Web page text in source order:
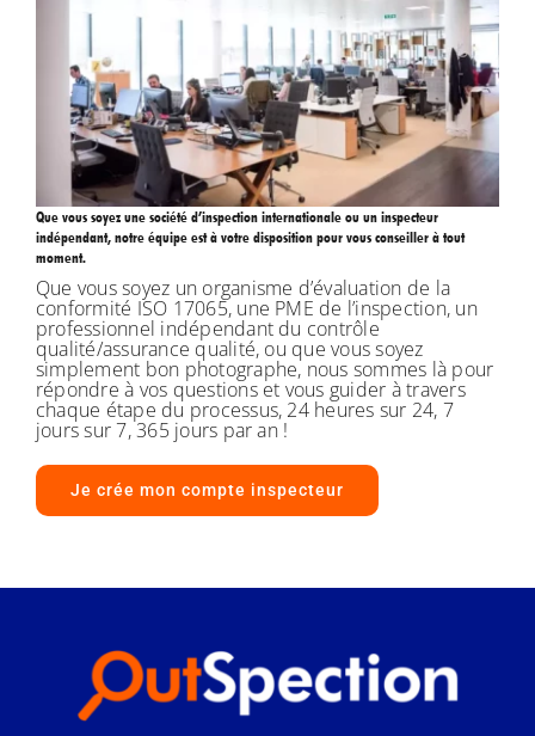
Que vous soyez une société d’inspection internationale ou un inspecteur
indépendant, notre équipe est à votre disposition pour vous conseiller à tout
moment.
Que vous soyez un organisme d’évaluation de la
conformité ISO 17065, une PME de l’inspection, un
professionnel indépendant du contrôle
qualité/assurance qualité, ou que vous soyez
simplement bon photographe, nous sommes là pour
répondre à vos questions et vous guider à travers
chaque étape du processus, 24 heures sur 24, 7
jours sur 7, 365 jours par an !
Je crée mon compte inspecteur